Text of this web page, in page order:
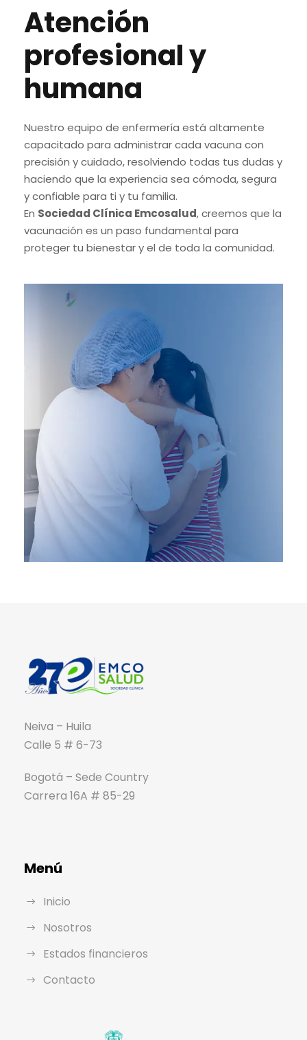
Atención
profesional y
humana
Nuestro equipo de enfermería está altamente
capacitado para administrar cada vacuna con
precisión y cuidado, resolviendo todas tus dudas y
haciendo que la experiencia sea cómoda, segura
y confiable para ti y tu familia.
En Sociedad Clínica Emcosalud, creemos que la
vacunación es un paso fundamental para
proteger tu bienestar y el de toda la comunidad.
Neiva – Huila
Calle 5 # 6-73
Bogotá – Sede Country
Carrera 16A # 85-29
Menú
Inicio
Nosotros
Estados financieros
Contacto